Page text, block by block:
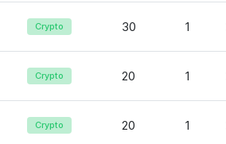
Crypto 30 1
Crypto 20 1
Crypto 20 1